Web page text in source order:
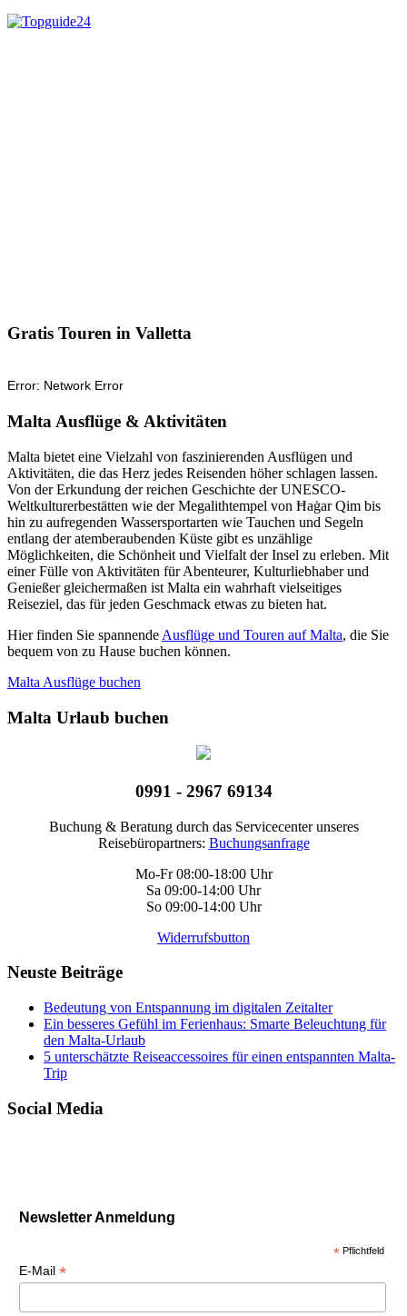
Gratis Touren in Valletta
Malta Ausflüge & Aktivitäten
Malta bietet eine Vielzahl von faszinierenden Ausflügen und
Aktivitäten, die das Herz jedes Reisenden höher schlagen lassen.
Von der Erkundung der reichen Geschichte der UNESCO-
Weltkulturerbestätten wie der Megalithtempel von Ħaġar Qim bis
hin zu aufregenden Wassersportarten wie Tauchen und Segeln
entlang der atemberaubenden Küste gibt es unzählige
Möglichkeiten, die Schönheit und Vielfalt der Insel zu erleben. Mit
einer Fülle von Aktivitäten für Abenteurer, Kulturliebhaber und
Genießer gleichermaßen ist Malta ein wahrhaft vielseitiges
Reiseziel, das für jeden Geschmack etwas zu bieten hat.
Hier finden Sie spannende Ausflüge und Touren auf Malta, die Sie
bequem von zu Hause buchen können.
Malta Ausflüge buchen
Malta Urlaub buchen
0991 - 2967 69134
Buchung & Beratung durch das Servicecenter unseres
Reisebüropartners: Buchungsanfrage
Mo-Fr 08:00-18:00 Uhr
Sa 09:00-14:00 Uhr
So 09:00-14:00 Uhr
Widerrufsbutton
Neuste Beiträge
Bedeutung von Entspannung im digitalen Zeitalter
Ein besseres Gefühl im Ferienhaus: Smarte Beleuchtung für
den Malta-Urlaub
5 unterschätzte Reiseaccessoires für einen entspannten Malta-
Trip
Social Media
Newsletter Anmeldung
* Pflichtfeld
E-Mail *